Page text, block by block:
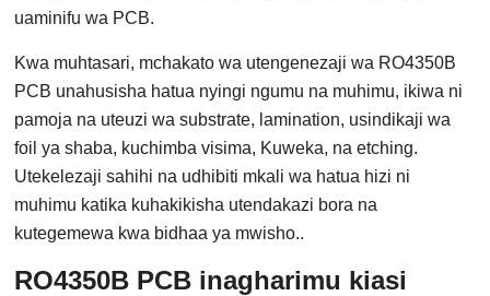
uaminifu wa PCB.
Kwa muhtasari, mchakato wa utengenezaji wa RO4350B
PCB unahusisha hatua nyingi ngumu na muhimu, ikiwa ni
pamoja na uteuzi wa substrate, lamination, usindikaji wa
foil ya shaba, kuchimba visima, Kuweka, na etching.
Utekelezaji sahihi na udhibiti mkali wa hatua hizi ni
muhimu katika kuhakikisha utendakazi bora na
kutegemewa kwa bidhaa ya mwisho..
RO4350B PCB inagharimu kiasi